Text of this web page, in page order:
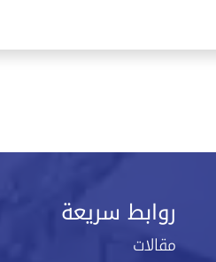
روابط سريعة
مقالات